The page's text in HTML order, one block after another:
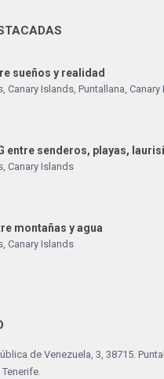
sueños y realidad
Canary Islands, Puntallana, Canary
entre senderos, playas,
, Canary Islands
montañas y agua
, Canary Islands
de Venezuela, 3, 38715.